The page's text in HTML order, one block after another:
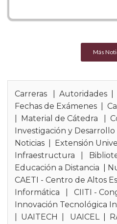
analíticos, capaces de
de abstracción y
caracterizada por la
y la centralidad de los
Inserción Laboral
El Licenciado en
para:
Asesorar a gestores y
toma de decisiones
datos y la modelización
• Diseñar y desarrollar
Más
Carreras |Autoridades
Fechas de Exámenes |
Material de Cátedra |
Investigación y Desarrollo
Noticias
Extensión
Infraestructura
Educación a Distancia
CAETI - Centro de Altos
Informática |CIITI -
Innovación Tecnológica
UAITECH UAICEL|